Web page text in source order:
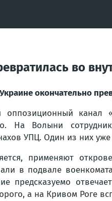
во
окончательно
оппозиционный
На Волыни
УПЦ. Один из них
применяют
в подвале
предсказуемо
а на Кривом Роге